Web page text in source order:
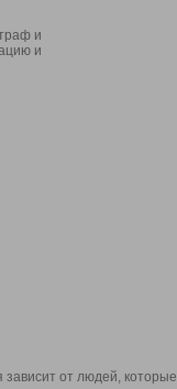
и
и
от людей, которые